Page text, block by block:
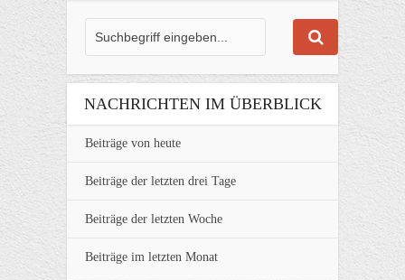
NACHRICHTEN IM ÜBERBLICK
Beiträge von heute
Beiträge der letzten drei Tage
Beiträge der letzten Woche
Beiträge im letzten Monat